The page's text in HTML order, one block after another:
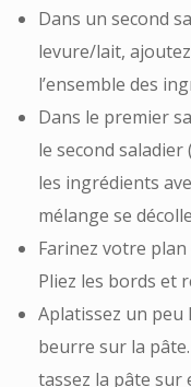
Dans un second
levure/lait,
l’ensemble des
Dans le premier
le second
les ingrédients
mélange se
Farinez votre
Pliez les bords et
Aplatissez un peu
beurre sur la
tassez la pâte sur